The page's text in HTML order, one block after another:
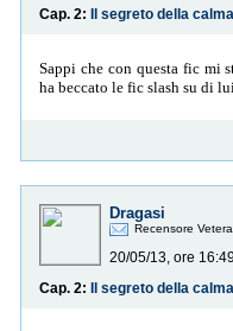
Cap. 2:
Il segreto della calma
Sappi che con questa fic mi
ha beccato le fic slash su di
Dragasi
Recensore
20/05/13, ore 16:49
Cap. 2:
Il segreto della calma